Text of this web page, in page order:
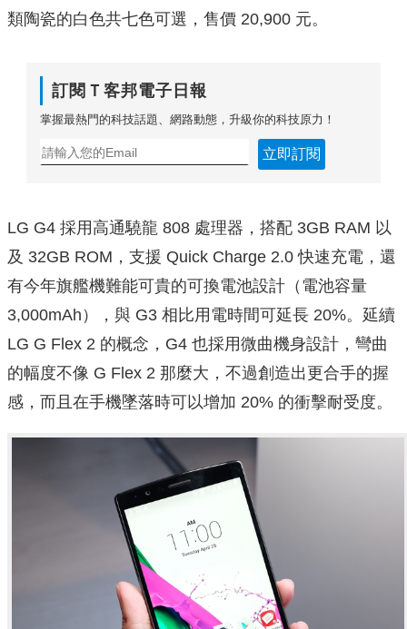
類陶瓷的白色共七色可選，售價 20,900 元。
訂閱Ｔ客邦電子日報
掌握最熱門的科技話題、網路動態，升級你的科技原力！
立即訂閱
LG G4 採用高通驍龍 808 處理器，搭配 3GB RAM 以
及 32GB ROM，支援 Quick Charge 2.0 快速充電，還
有今年旗艦機難能可貴的可換電池設計（電池容量
3,000mAh），與 G3 相比用電時間可延長 20%。延續
LG G Flex 2 的概念，G4 也採用微曲機身設計，彎曲
的幅度不像 G Flex 2 那麼大，不過創造出更合手的握
感，而且在手機墜落時可以增加 20% 的衝擊耐受度。